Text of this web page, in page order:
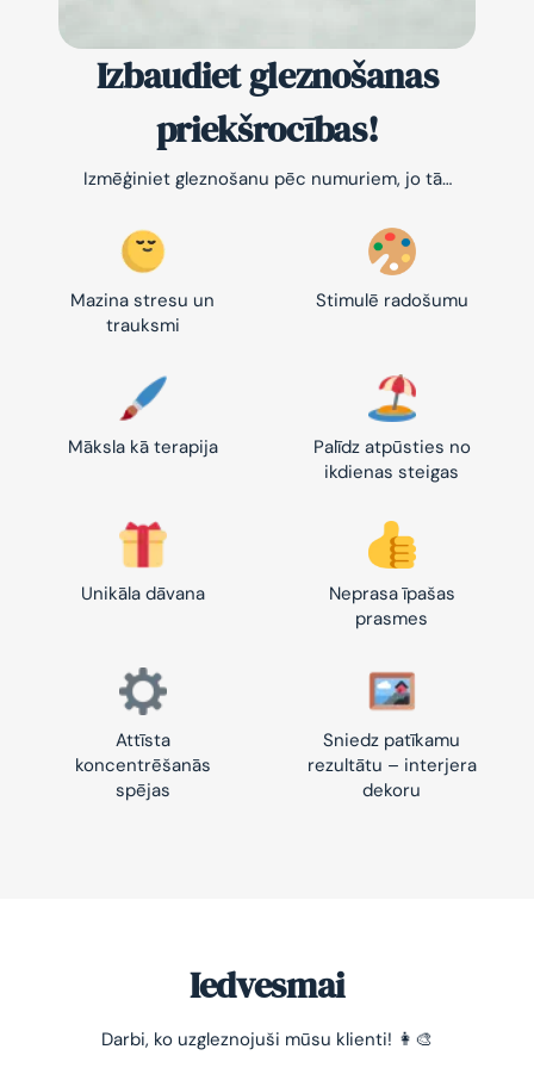
Izbaudiet gleznošanas
priekšrocības!
Izmēģiniet gleznošanu pēc numuriem, jo tā…
Mazina stresu un
trauksmi
Stimulē radošumu
Māksla kā terapija
Palīdz atpūsties no
ikdienas steigas
Unikāla dāvana
Neprasa īpašas
prasmes
Attīsta
koncentrēšanās
spējas
Sniedz patīkamu
rezultātu – interjera
dekoru
Iedvesmai
Darbi, ko uzgleznojuši mūsu klienti! 👩‍🎨